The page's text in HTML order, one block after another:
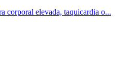
corporal elevada, taquicardia o...